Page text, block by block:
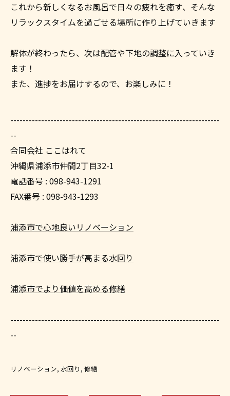
これから新しくなるお風呂で日々の疲れを癒す、そんな
リラックスタイムを過ごせる場所に作り上げていきます
解体が終わったら、次は配管や下地の調整に入っていき
ます！
また、進捗をお届けするので、お楽しみに！
--------------------------------------------------------------------
--
合同会社 ここはれて
沖縄県浦添市仲間2丁目32-1
電話番号 : 098-943-1291
FAX番号 : 098-943-1293
浦添市で心地良いリノベーション
浦添市で使い勝手が高まる水回り
浦添市でより価値を高める修繕
--------------------------------------------------------------------
--
リノベーション 水回り 修繕